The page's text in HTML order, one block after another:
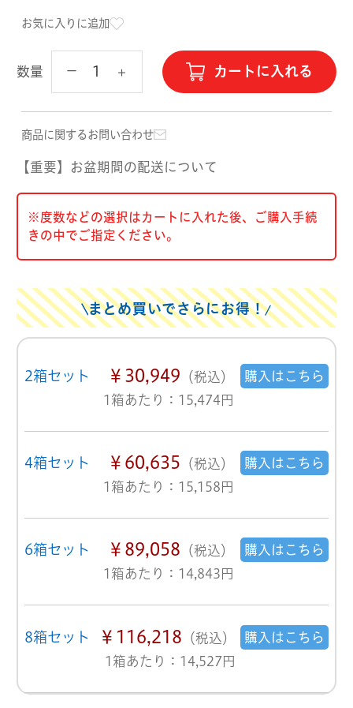
お気に入りに追加
数量 カートに入れる
商品に関するお問い合わせ
【重要】お盆期間の配送について
※度数などの選択はカートに入れた後、ご購入手続
きの中でご指定ください。
まとめ買いでさらにお得！
2箱セット ￥30,949 （税込）
1箱あたり：15,474円
購入はこちら
4箱セット ￥60,635 （税込）
1箱あたり：15,158円
購入はこちら
6箱セット ￥89,058 （税込）
1箱あたり：14,843円
購入はこちら
8箱セット ￥116,218 （税込）
1箱あたり：14,527円
購入はこちら